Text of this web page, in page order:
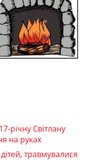
річну Світлану
на руках
травмувалися